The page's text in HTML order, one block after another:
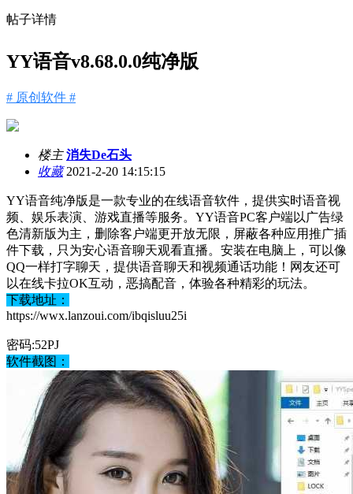
帖子详情
YY语音v8.68.0.0纯净版
# 原创软件 #
楼主 消失De石头
收藏2021-2-20 14:15:15
YY语音纯净版是一款专业的在线语音软件，提供实时语音视
频、娱乐表演、游戏直播等服务。YY语音PC客户端以广告绿
色清新版为主，删除客户端更开放无限，屏蔽各种应用推广插
件下载，只为安心语音聊天观看直播。安装在电脑上，可以像
QQ一样打字聊天，提供语音聊天和视频通话功能！网友还可
以在线卡拉OK互动，恶搞配音，体验各种精彩的玩法。
下载地址：
https://wwx.lanzoui.com/ibqisluu25i
密码:52PJ
软件截图：